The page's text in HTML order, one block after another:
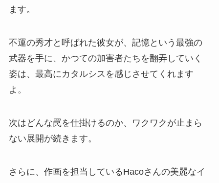
ます。
不運の秀才と呼ばれた彼女が、記憶という最強の
武器を手に、かつての加害者たちを翻弄していく
姿は、最高にカタルシスを感じさせてくれます
よ。
次はどんな罠を仕掛けるのか、ワクワクが止まら
ない展開が続きます。
さらに、作画を担当しているHacoさんの美麗なイ